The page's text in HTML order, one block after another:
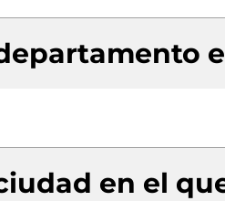
en el